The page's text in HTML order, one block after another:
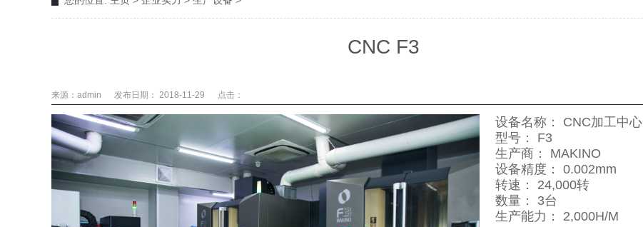
1 3
CNC F3
来源：admin 发布日期： 2018-11-29 点击：
设备名称： CNC加工中心
型号： F3
生产商： MAKINO
设备精度： 0.002mm
转速： 24,000转
数量： 3台
生产能力： 2,000H/M